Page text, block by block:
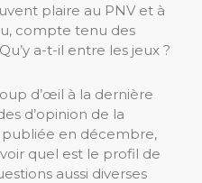
plaire au PNV et à
compte tenu des
a-t-il entre les jeux ?
d’œil à la dernière
d’opinion de la
publiée en décembre,
quel est le profil de
aussi diverses